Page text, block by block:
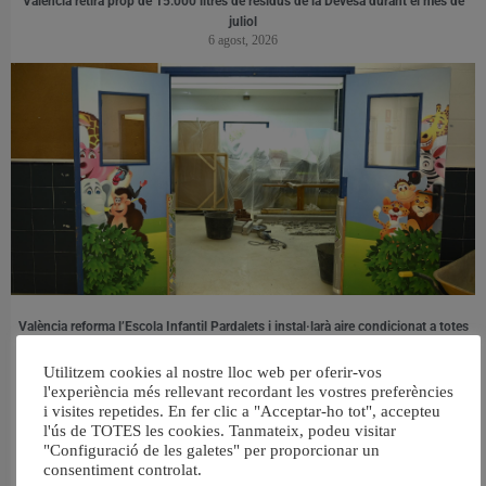
juliol
6 agost, 2026
València reforma l’Escola Infantil Pardalets i instal·larà aire condicionat a totes
5 agost, 2026
Utilitzem cookies al nostre lloc web per oferir-vos
l'experiència més rellevant recordant les vostres preferències
i visites repetides. En fer clic a "Acceptar-ho tot", accepteu
l'ús de TOTES les cookies. Tanmateix, podeu visitar
"Configuració de les galetes" per proporcionar un
consentiment controlat.